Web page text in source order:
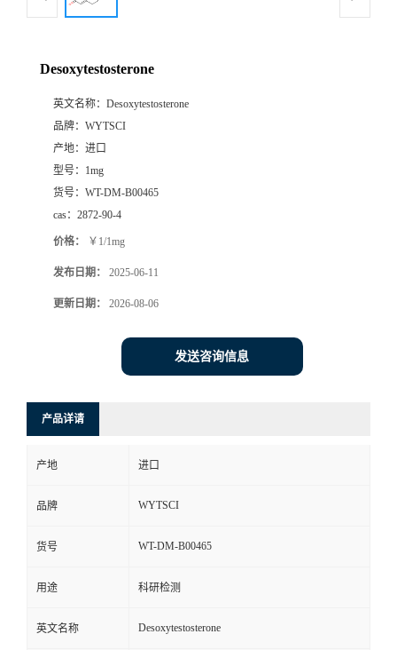
Desoxytestosterone
英文名称： Desoxytestosterone
品牌： WYTSCI
产地： 进口
型号： 1mg
货号： WT-DM-B00465
cas： 2872-90-4
价格： ￥1/1mg
发布日期： 2025-06-11
更新日期： 2026-08-06
发送咨询信息
产品详请
产地 进口
品牌 WYTSCI
货号 WT-DM-B00465
用途 科研检测
英文名称 Desoxytestosterone